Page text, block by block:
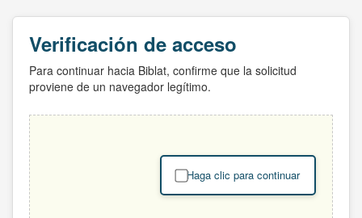
Verificación de acceso
Para continuar hacia Biblat, confirme que la solicitud
proviene de un navegador legítimo.
Haga clic para continuar